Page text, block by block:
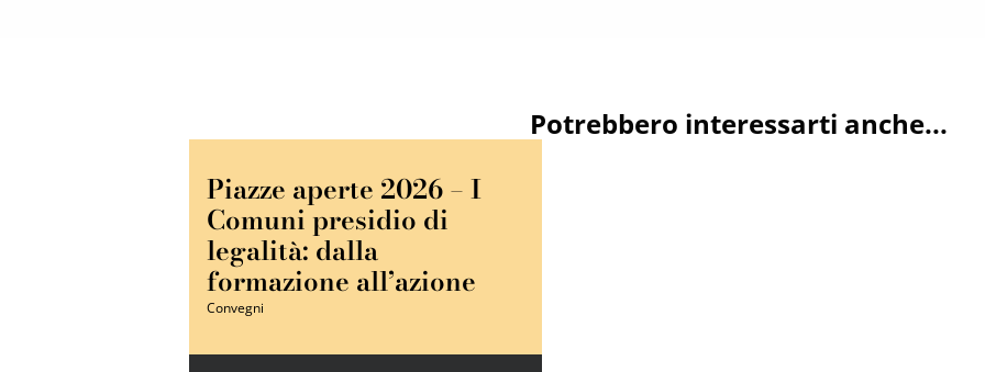
Potrebbero interessarti anche...
Piazze aperte 2026 – I
Comuni presidio di
legalità: dalla
formazione all’azione
Convegni